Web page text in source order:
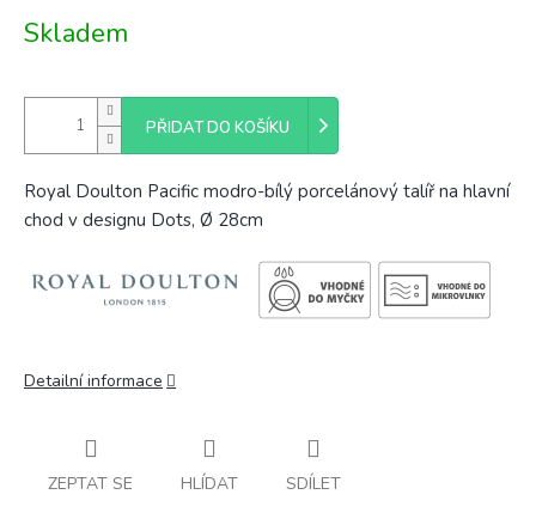
cena:
Skladem
PŘIDAT DO KOŠÍKU
Royal Doulton Pacific modro-bílý porcelánový talíř na hlavní
chod v designu Dots, Ø 28cm
Detailní informace
ZEPTAT SE HLÍDAT SDÍLET